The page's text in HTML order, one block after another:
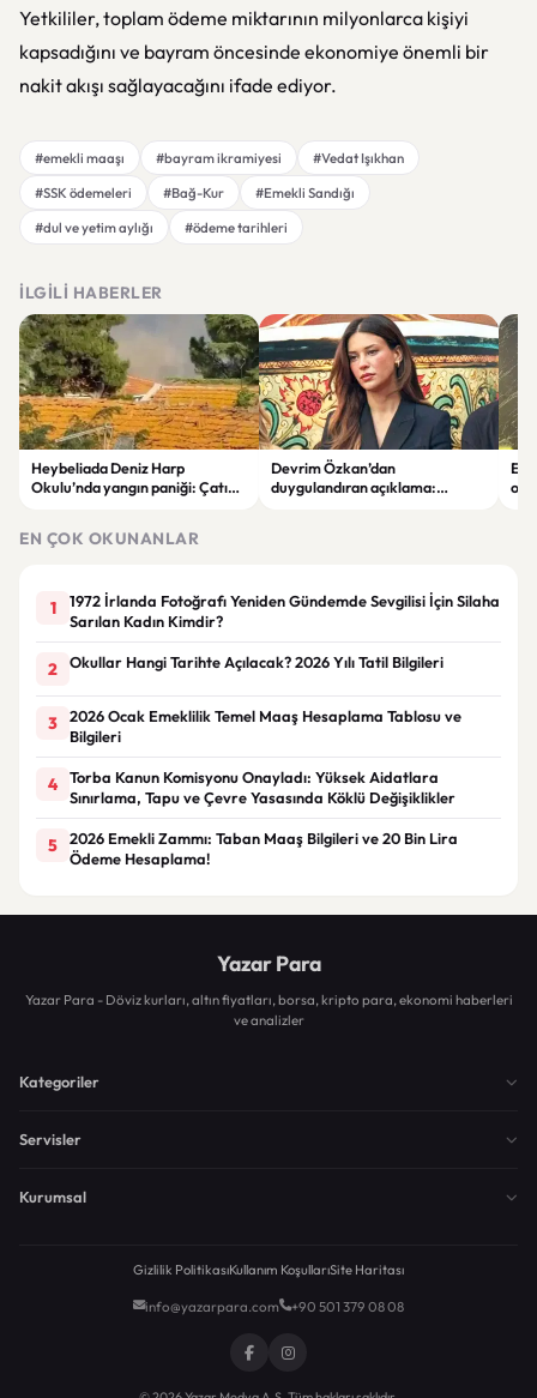
Yetkililer, toplam ödeme miktarının milyonlarca kişiyi
kapsadığını ve bayram öncesinde ekonomiye önemli bir
nakit akışı sağlayacağını ifade ediyor.
#emekli maaşı #bayram ikramiyesi
#Vedat Işıkhan
#SSK ödemeleri
#Bağ-Kur
#Emekli Sandığı
#dul ve yetim aylığı
#ödeme tarihleri
İLGILI HABERLER
Heybeliada Deniz Harp
Okulu’nda yangın paniği: Çatıda
Devrim Özkan’dan
duygulandıran açıklama:
EN ÇOK OKUNANLAR
1
1972 İrlanda Fotoğrafı Yeniden Gündemde Sevgilisi İçin Silaha
Sarılan Kadın Kimdir?
2 Okullar Hangi Tarihte Açılacak? 2026 Yılı Tatil Bilgileri
3
2026 Ocak Emeklilik Temel Maaş Hesaplama Tablosu ve
Bilgileri
4
Torba Kanun Komisyonu Onayladı: Yüksek Aidatlara
Sınırlama, Tapu ve Çevre Yasasında Köklü Değişiklikler
5
2026 Emekli Zammı: Taban Maaş Bilgileri ve 20 Bin Lira
Ödeme Hesaplama!
Yazar Para
Yazar Para - Döviz kurları, altın fiyatları, borsa, kripto para, ekonomi haberleri
ve analizler
Kategoriler
Servisler
Kurumsal
Gizlilik PolitikasıKullanım KoşullarıSite Haritası
info@yazarpara.com +90 501 379 08 08